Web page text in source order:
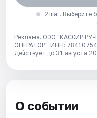
2 шаг. Выберите
Реклама. ООО
ОПЕРАТОР", ИНН:
Действует до 31 августа
О событии